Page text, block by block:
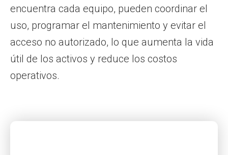
encuentra cada equipo, pueden coordinar el
uso, programar el mantenimiento y evitar el
acceso no autorizado, lo que aumenta la vida
útil de los activos y reduce los costos
operativos.